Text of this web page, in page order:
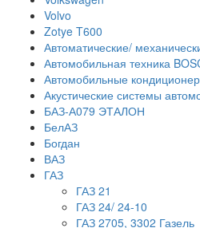
Volvo
Zotye T600
Автоматические/
Автомобильная техника
Автомобильные
Акустические системы
БАЗ-А079 ЭТАЛОН
БелАЗ
Богдан
ВАЗ
ГАЗ
ГАЗ 21
ГАЗ 24/ 24-10
ГАЗ 2705, 3302 Газель